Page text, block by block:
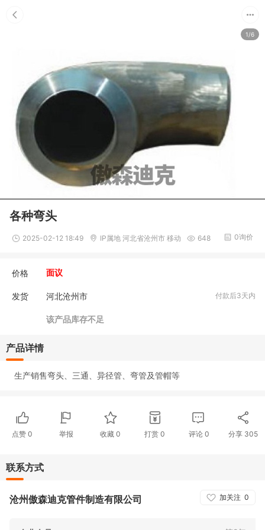
1/6
各种弯头
2025-02-12 18:49 IP属地 河北省沧州市 移动 648 0询价
价格 面议
发货 河北沧州市 付款后3天内
该产品库存不足
产品详情
生产销售弯头、三通、异径管、弯管及管帽等
点赞 0 举报 收藏0 打赏 0 评论 0 分享 305
联系方式
加关注 0
沧州傲森迪克管件制造有限公司